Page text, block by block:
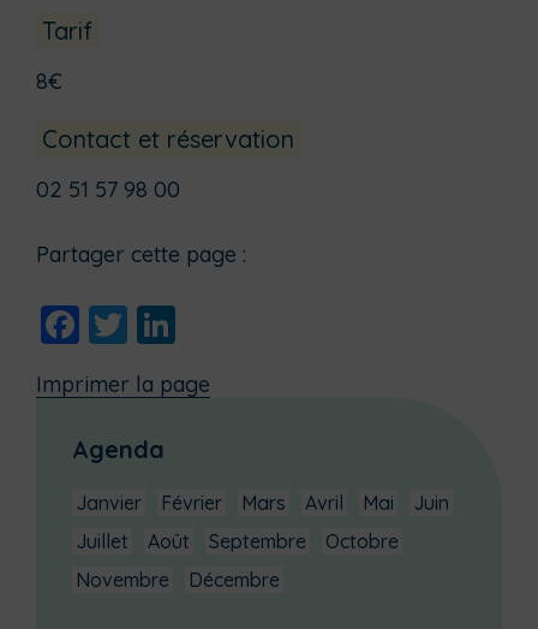
Tarif
8€
Contact et réservation
02 51 57 98 00
Partager cette page :
Facebook
Twitter
Imprimer la page
Agenda
Janvier Février Mars Avril Mai
Juin
Juillet
Août Septembre
Octobre
Novembre
Décembre